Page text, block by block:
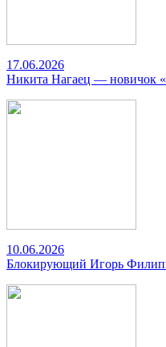
17.06.2026
Никита Нагаец — новичок
10.06.2026
Блокирующий Игорь